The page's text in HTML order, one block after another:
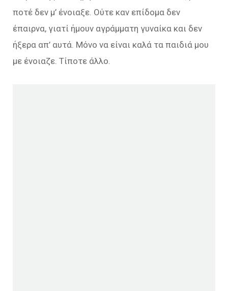
ποτέ δεν μ’ ένοιαξε. Ούτε καν επίδομα δεν
έπαιρνα, γιατί ήμουν αγράμματη γυναίκα και δεν
ήξερα απ’ αυτά. Μόνο να είναι καλά τα παιδιά μου
με ένοιαζε. Τίποτε άλλο.